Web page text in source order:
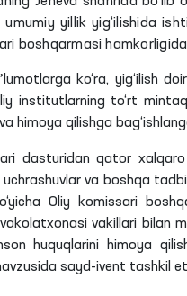
yillik yig‘ilishida
boshqarmasi
ko‘ra, yig‘ilish
institutlarning to‘rt
himoya qilishga
dasturidan qator
va boshqa
Oliy komissari
vakolatxonasi vakillari bilan
huquqlarini himoya
sayd-ivent tashkil